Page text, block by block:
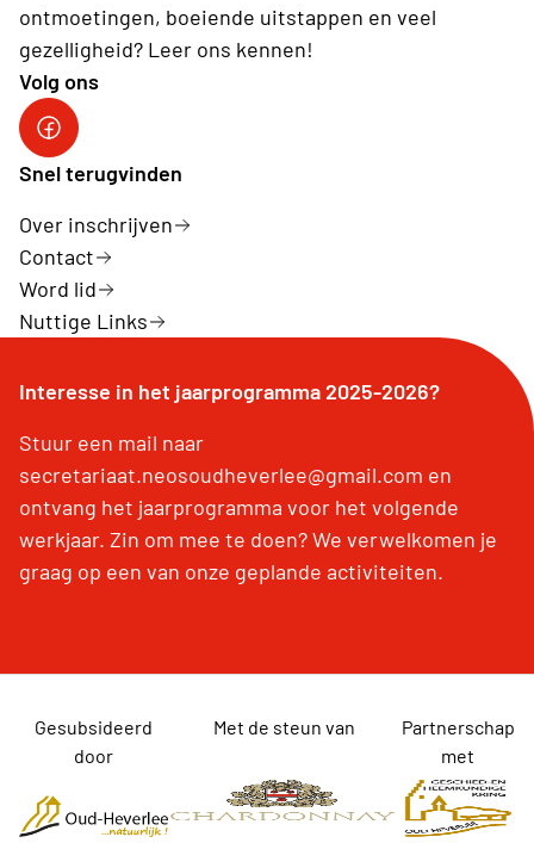
ontmoetingen, boeiende uitstappen en veel
gezelligheid? Leer ons kennen!
Volg ons
Facebook
Snel terugvinden
Over inschrijven
Contact
Word lid
Nuttige Links
Interesse in het jaarprogramma 2025-2026?
Stuur een mail naar
secretariaat.neosoudheverlee@gmail.com en
ontvang het jaarprogramma voor het volgende
werkjaar. Zin om mee te doen? We verwelkomen je
graag op een van onze geplande activiteiten.
Gesubsideerd
door
Met de steun van
Partnerschap
met